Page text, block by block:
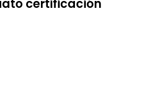
certificación